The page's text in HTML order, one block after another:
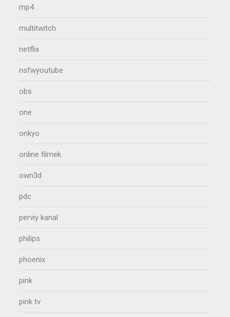
mp4
multitwitch
netflix
nsfwyoutube
obs
one
onkyo
online filmek
own3d
pdc
perviy kanal
philips
phoenix
pink
pink tv